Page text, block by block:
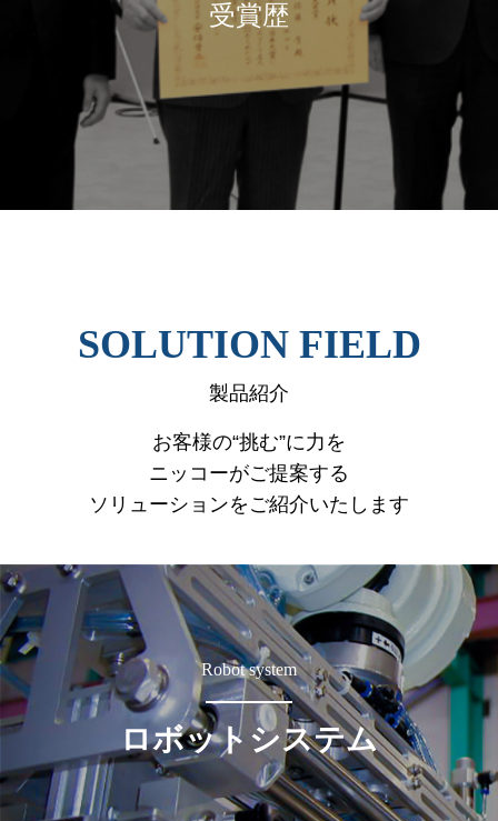
受賞歴
SOLUTION FIELD
製品紹介
お客様の“挑む”に力を
ニッコーがご提案する
ソリューションをご紹介いたします
Robot system
ロボットシステム